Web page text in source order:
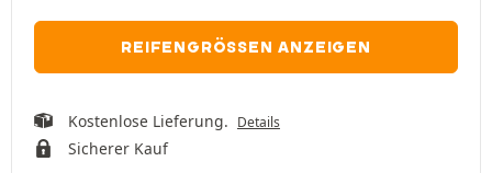
REIFENGRÖSSEN ANZEIGEN
Kostenlose Lieferung. Details
Sicherer Kauf